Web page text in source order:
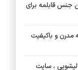
جنس قابلمه برای
مدرن و باکیفیت
، سایت